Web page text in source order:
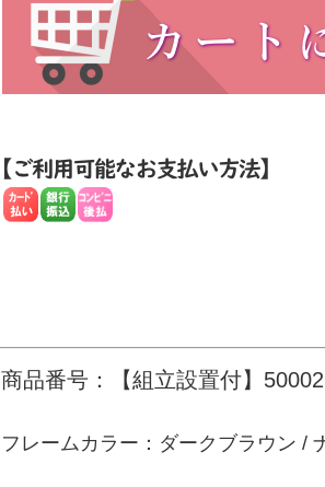
商品番号：【組立設置付】
フレームカラー：ダークブラウン /